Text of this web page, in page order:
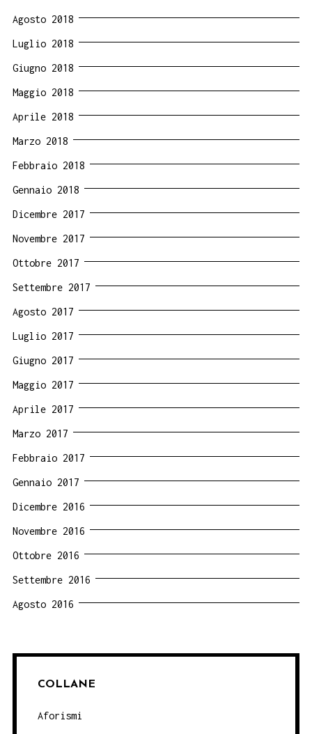
Agosto 2018
Luglio 2018
Giugno 2018
Maggio 2018
Aprile 2018
Marzo 2018
Febbraio 2018
Gennaio 2018
Dicembre 2017
Novembre 2017
Ottobre 2017
Settembre 2017
Agosto 2017
Luglio 2017
Giugno 2017
Maggio 2017
Aprile 2017
Marzo 2017
Febbraio 2017
Gennaio 2017
Dicembre 2016
Novembre 2016
Ottobre 2016
Settembre 2016
Agosto 2016
COLLANE
Aforismi